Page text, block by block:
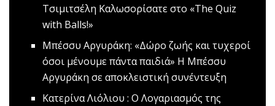
Τσιμιτσέλη Καλωσορίσατε στο «The Quiz
with Balls!»
Μπέσσυ Αργυράκη: «Δώρο ζωής και τυχεροί
όσοι μένουμε πάντα παιδιά» Η Μπέσσυ
Αργυράκη σε αποκλειστική συνέντευξη
Kατερίνα Λιόλιου : Ο Λογαριασμός της